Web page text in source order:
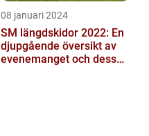
08 januari 2024
SM längdskidor 2022: En
djupgående översikt av
evenemanget och dess